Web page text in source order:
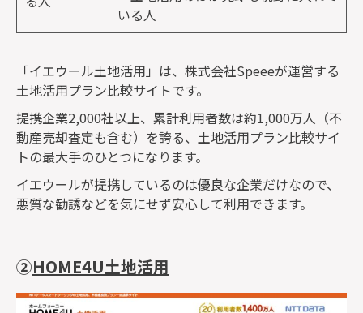
いる人
「イエウール土地活用」は、株式会社Speeeが運営する
土地活用プラン比較サイトです。
提携企業2,000社以上、累計利用者数は約1,000万人（不
動産売却査定も含む）を誇る、土地活用プラン比較サイ
トの最大手のひとつになります。
イエウールが提携しているのは優良な企業だけなので、
悪質な勧誘などを気にせず安心して利用できます。
②HOME4U土地活用